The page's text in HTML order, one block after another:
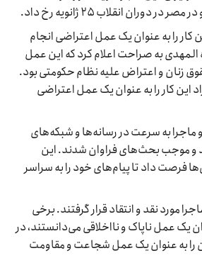
دوران انقلاب ۲۵ ژانویه رخ داد.
کار را به عنوان یک عمل اعتراضی انجام
المهدی به صراحت اعلام کرد که این عمل
زنان و اعتراض علیه نظام حکومتی بود.
این کار را به عنوان یک عمل اعتراضی
ماجرا به سرعت در رسانه‌ها و شبکه‌های
موجب بحث‌های فراوان شدند. این
فرصت داد تا پیام‌های خود را به سراسر
مورد نقد و انتقاد قرار گرفتند. برخی
یک عمل ناپاک و نااخلاقی می‌دانستند، در
را به عنوان یک عمل شجاعت و مقاومت